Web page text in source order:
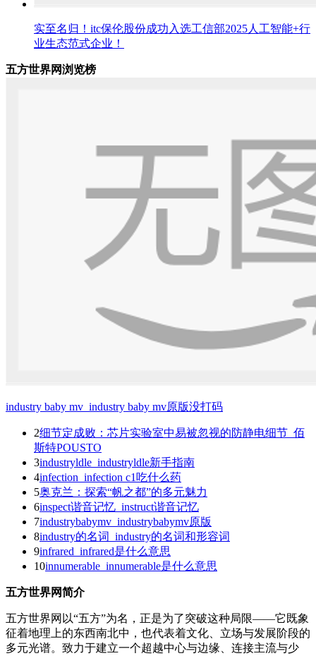
实至名归！itc保伦股份成功入选工信部2025人工智能+行
业生态范式企业！
五方世界网浏览榜
industry baby mv_industry baby mv原版没打码
2细节定成败：芯片实验室中易被忽视的防静电细节_佰
斯特POUSTO
3industryldle_industryldle新手指南
4infection_infection c1吃什么药
5奥克兰：探索“帆之都”的多元魅力
6inspect谐音记忆_instruct谐音记忆
7industrybabymv_industrybabymv原版
8industry的名词_industry的名词和形容词
9infrared_infrared是什么意思
10innumerable_innumerable是什么意思
五方世界网简介
五方世界网以“五方”为名，正是为了突破这种局限——它既象
征着地理上的东西南北中，也代表着文化、立场与发展阶段的
多元光谱。致力于建立一个超越中心与边缘、连接主流与少